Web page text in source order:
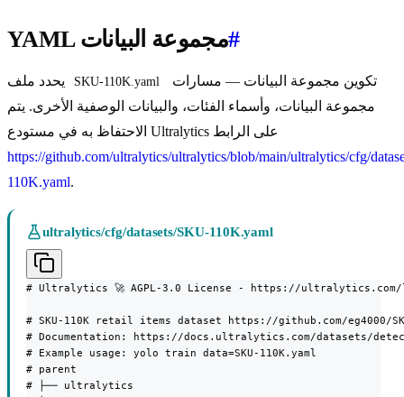
YAML مجموعة البيانات#
SKU-110K.yaml
مجموعة البيانات، وأسماء الفئات، والبيانات الوصفية الأخرى. يتم
الاحتفاظ به في مستودع Ultralytics على الرابط
https://github.com/ultralytics/ultralytics/blob/main/ultralytics/cfg/
110K.yaml.
ultralytics/cfg/datasets/SKU-110K.yaml
# Ultralytics 🚀 AGPL-3.0 License - https://ultralytics.com/
# SKU-110K retail items dataset https://github.com/eg4000/
# Documentation: https://docs.ultralytics.com/datasets/
# Example usage: yolo train data=SKU-110K.yaml
# parent
# ├── ultralytics